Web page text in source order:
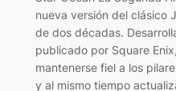
nueva versión del clásico
de dos décadas.
publicado por Square
mantenerse fiel a los
y al mismo tiempo